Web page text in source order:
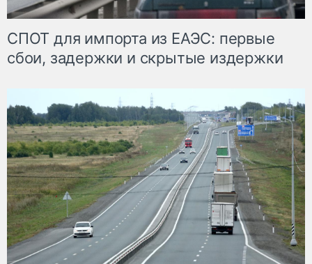
СПОТ для импорта из ЕАЭС: первые
сбои, задержки и скрытые издержки